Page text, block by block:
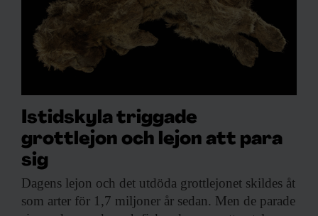
Istidskyla triggade
grottlejon och lejon att para
sig
Dagens lejon och det utdöda grottlejonet skildes åt
som arter för 1,7 miljoner år sedan. Men de parade